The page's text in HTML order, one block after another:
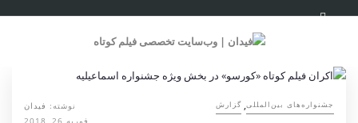
‌‌جشنواره‌های بین‌المللی, گزارش نوشته: فیدان
فوریه 26, 2018